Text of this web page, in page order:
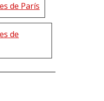
de París
de